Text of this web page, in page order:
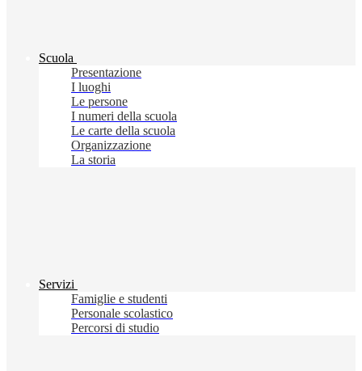
Scuola
Presentazione
I luoghi
Le persone
I numeri della scuola
Le carte della scuola
Organizzazione
La storia
Servizi
Famiglie e studenti
Personale scolastico
Percorsi di studio